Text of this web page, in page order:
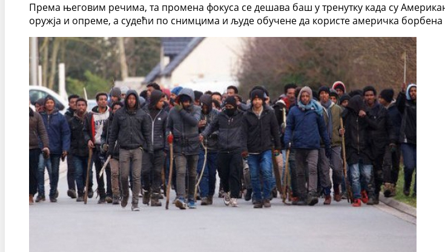
Према његовим речима, та промена фокуса се дешава баш у тренутку када су
оружја и опреме, а судећи по снимцима и људе обучене да користе америчка борбена